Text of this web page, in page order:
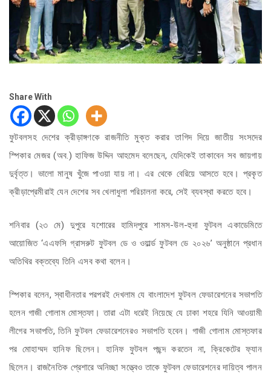
Share With
ফুটবলসহ দেশের ক্রীড়াঙ্গণকে রাজনীতি মুক্ত করার তাগিদ দিয়ে জাতীয় সংসদের
স্পিকার মেজর (অব.) হাফিজ উদ্দিন আহমেদ বলেছেন, যেদিকেই তাকাবেন সব জায়গায়
দুর্বৃত্ত। ভালো মানুষ খুঁজে পাওয়া যায় না। এর থেকে বেরিয়ে আসতে হবে। প্রকৃত
ক্রীড়াপ্রেমীরাই যেন দেশের সব খেলাধুলা পরিচালনা করে, সেই ব্যবস্থা করতে হবে।
শনিবার (২৩ মে) দুপুরে যশোরের হামিদপুরে শামস-উল-হুদা ফুটবল একাডেমিতে
আয়োজিত ‘এএফসি গ্রাসরুট ফুটবল ডে ও ওয়ার্ল্ড ফুটবল ডে ২০২৬’ অনুষ্ঠানে প্রধান
অতিথির বক্তব্যে তিনি এসব কথা বলেন।
স্পিকার বলেন, স্বাধীনতার পরপরই দেখলাম যে বাংলাদেশ ফুটবল ফেডারেশনের সভাপতি
হলেন গাজী গোলাম মোস্তফা। তারা এটা ধরেই নিয়েছে যে ঢাকা শহরে যিনি আওয়ামী
লীগের সভাপতি, তিনি ফুটবল ফেডারেশনেরও সভাপতি হবেন। গাজী গোলাম মোস্তফার
পর মোহাম্মদ হানিফ ছিলেন। হানিফ ফুটবল পছন্দ করতেন না, ক্রিকেটের ফ্যান
ছিলেন। রাজনৈতিক প্রেশারে অনিচ্ছা সত্ত্বেও তাকে ফুটবল ফেডারেশনের দায়িত্ব পালন